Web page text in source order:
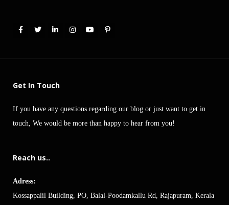
Get In Touch
If you have any questions regarding our blog or just want to get in
touch, We would be more than happy to hear from you!
Reach us..
Adress:
Kossappalil Building, PO, Balal-Poodamkallu Rd, Rajapuram, Kerala